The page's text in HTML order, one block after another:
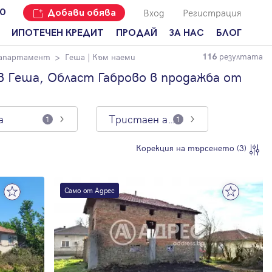
Добави обява Вход Регистрация
ИПОТЕЧЕН КРЕДИТ ПРОДАЙ
Добави
имот с
Адрес?
ЗА НАС
Наши офиси
Кариери
Кои сме ние?
Мениджмънт
Address Run
Често
задавани
въпроси
БЛОГ
За продавачи
За купувачи
Ипотечно
наемодатели
наематели
Анализ на
пазара
Новини
Геша | Към наеми 116 резултата
Област Габрово в продажба от
1 Тристаен апартамент1
Корекция на търсенето (3)
Само от Адрес